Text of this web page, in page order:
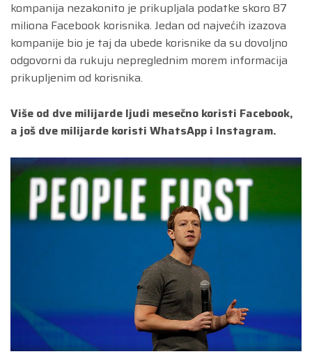
kompanija nezakonito je prikupljala podatke skoro 87
miliona Facebook korisnika. Jedan od najvećih izazova
kompanije bio je taj da ubede korisnike da su dovoljno
odgovorni da rukuju nepreglednim morem informacija
prikupljenim od korisnika.
Više od dve milijarde ljudi mesečno koristi Facebook,
a još dve milijarde koristi WhatsApp i Instagram.